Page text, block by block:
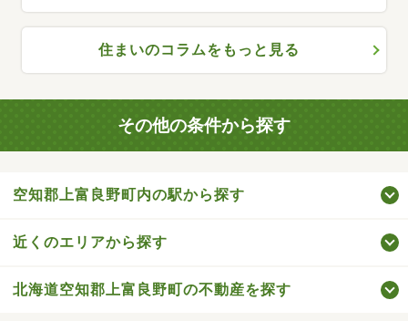
住まいのコラムをもっと見る
その他の条件から探す
空知郡上富良野町内の駅から探す
近くのエリアから探す
北海道空知郡上富良野町の不動産を探す